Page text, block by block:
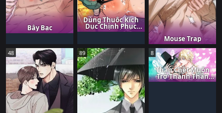
Bẫy Bạc
Dùng Thuốc Kích
Dục Chinh Phục
Thế Giới
Mouse Trap
48 89 8
Thần Chết Muốn
Trở Thành Thần
Tình yêu!